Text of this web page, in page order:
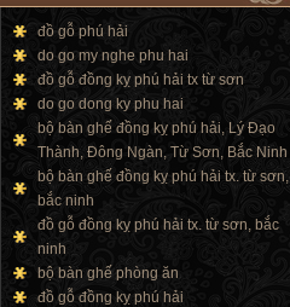
đồ gỗ phú hải
do go my nghe phu hai
đồ gỗ đồng kỵ phú hải tx từ sơn
do go dong ky phu hai
bộ bàn ghế đồng kỵ phú hải, Lý Đạo
Thành, Đông Ngàn, Từ Sơn, Bắc Ninh
bộ bàn ghế đồng kỵ phú hải tx. từ sơn,
bắc ninh
đồ gỗ đồng kỵ phú hải tx. từ sơn, bắc
ninh
bộ bàn ghế phòng ăn
đồ gỗ đồng kỵ phú hải